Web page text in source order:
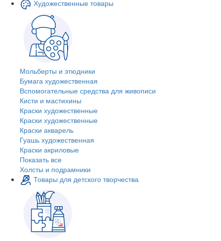
Художественные товары
Мольберты и этюдники
Бумага художественная
Вспомогательные средства для живописи
Кисти и мастихины
Краски художественные
Краски художественные
Краски акварель
Гуашь художественная
Краски акриловые
Показать все
Холсты и подрамники
Товары для детского творчества